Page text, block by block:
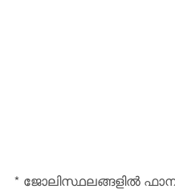
* ജോലിസ്ഥലങ്ങളിൽ